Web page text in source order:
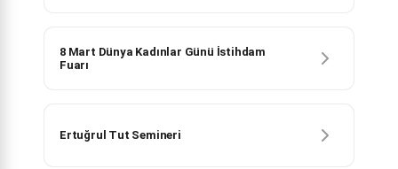
8 Mart Dünya Kadınlar Günü İstihdam
Fuarı
Ertuğrul Tut Semineri